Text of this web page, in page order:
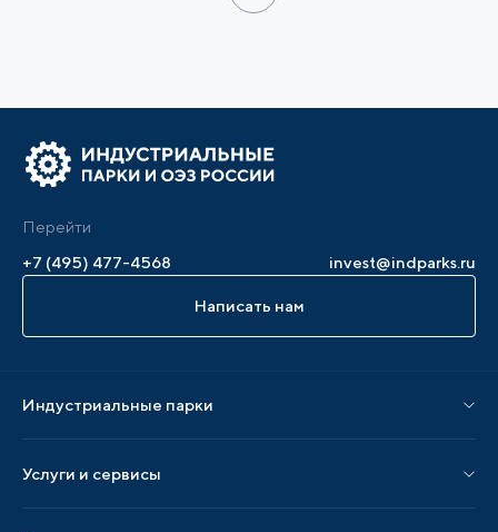
Перейти
+7 (495) 477-4568
invest@indparks.ru
Написать нам
Индустриальные парки
Парки по регионам
Услуги и сервисы